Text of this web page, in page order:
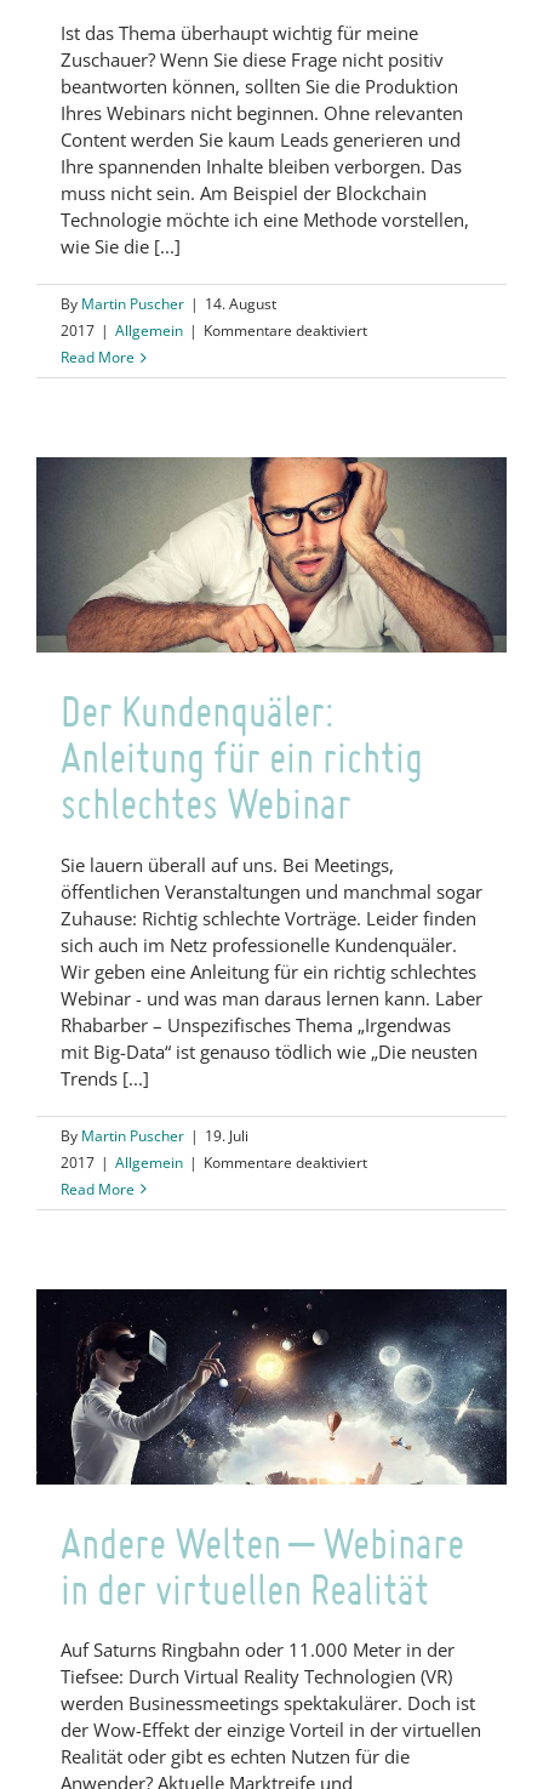
Ist das Thema überhaupt wichtig für meine
Zuschauer? Wenn Sie diese Frage nicht positiv
beantworten können, sollten Sie die Produktion
Ihres Webinars nicht beginnen. Ohne relevanten
Content werden Sie kaum Leads generieren und
Ihre spannenden Inhalte bleiben verborgen. Das
muss nicht sein. Am Beispiel der Blockchain
Technologie möchte ich eine Methode vorstellen,
wie Sie die [...]
By Martin Puscher | 14. August
2017 | Allgemein | Kommentare deaktiviertfür
Thema
für
meine
Zielgruppe?
Beispiel
Blockchain
Technologie
Read More
Der Kundenquäler:
Anleitung für ein richtig
schlechtes Webinar
Sie lauern überall auf uns. Bei Meetings,
öffentlichen Veranstaltungen und manchmal sogar
Zuhause: Richtig schlechte Vorträge. Leider finden
sich auch im Netz professionelle Kundenquäler.
Wir geben eine Anleitung für ein richtig schlechtes
Webinar - und was man daraus lernen kann. Laber
Rhabarber – Unspezifisches Thema „Irgendwas
mit Big-Data“ ist genauso tödlich wie „Die neusten
Trends [...]
By Martin Puscher | 19. Juli
2017 | Allgemein | Kommentare deaktiviertfür
Kundenquäler:
ein
schlechtes
Webinar
Read More
Andere Welten – Webinare
in der virtuellen Realität
Auf Saturns Ringbahn oder 11.000 Meter in der
Tiefsee: Durch Virtual Reality Technologien (VR)
werden Businessmeetings spektakulärer. Doch ist
der Wow-Effekt der einzige Vorteil in der virtuellen
Realität oder gibt es echten Nutzen für die
Anwender? Aktuelle Marktreife und